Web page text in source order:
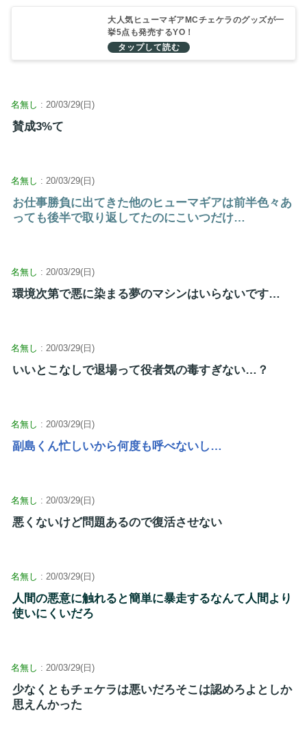
大人気ヒューマギアMCチェケラのグッズが一
挙5点も発売するYO！
名無し : 20/03/29(日)
賛成3%て
名無し : 20/03/29(日)
お仕事勝負に出てきた他のヒューマギアは前半色々あ
っても後半で取り返してたのにこいつだけ…
名無し : 20/03/29(日)
環境次第で悪に染まる夢のマシンはいらないです…
名無し : 20/03/29(日)
いいとこなしで退場って役者気の毒すぎない…？
名無し : 20/03/29(日)
副島くん忙しいから何度も呼べないし…
名無し : 20/03/29(日)
悪くないけど問題あるので復活させない
名無し : 20/03/29(日)
人間の悪意に触れると簡単に暴走するなんて人間より
使いにくいだろ
名無し : 20/03/29(日)
少なくともチェケラは悪いだろそこは認めろよとしか
思えんかった